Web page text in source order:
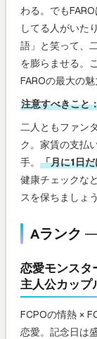
わる。でも
してる人がいた
語」と笑って、
を膨らませる。
FAROの最大の魅
注意すべきこと
二人ともファン
ク。家賃の支払
手。 「月に1日
健康チェックな
スを保ちましょう
Aランク
恋愛モンスタ
主人公カップ
FCPOの情熱 ×
恋愛。記念日は